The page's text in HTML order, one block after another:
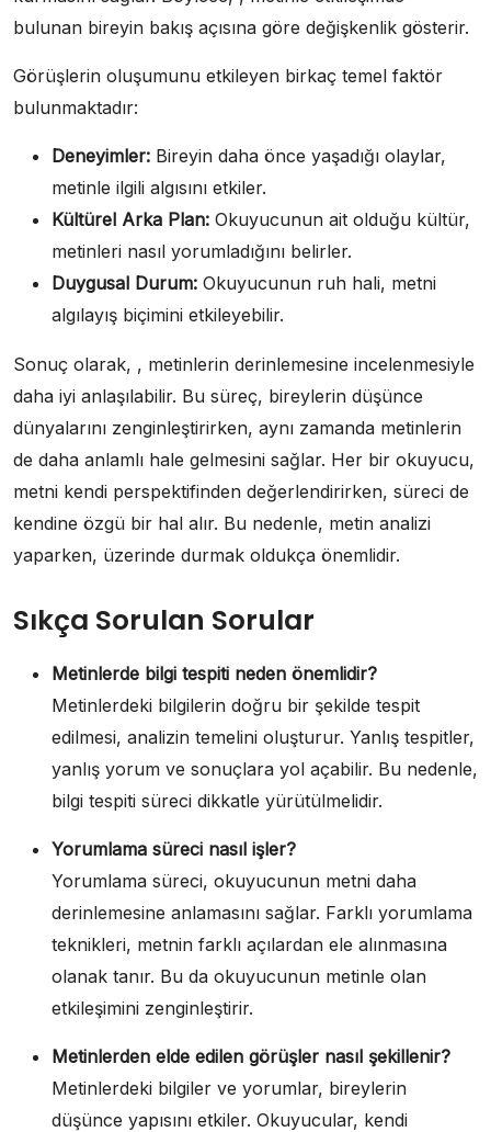
bulunan bireyin bakış açısına göre değişkenlik gösterir.
Görüşlerin oluşumunu etkileyen birkaç temel faktör
bulunmaktadır:
Deneyimler: Bireyin daha önce yaşadığı olaylar,
metinle ilgili algısını etkiler.
Kültürel Arka Plan: Okuyucunun ait olduğu kültür,
metinleri nasıl yorumladığını belirler.
Duygusal Durum: Okuyucunun ruh hali, metni
algılayış biçimini etkileyebilir.
Sonuç olarak, , metinlerin derinlemesine incelenmesiyle
daha iyi anlaşılabilir. Bu süreç, bireylerin düşünce
dünyalarını zenginleştirirken, aynı zamanda metinlerin
de daha anlamlı hale gelmesini sağlar. Her bir okuyucu,
metni kendi perspektifinden değerlendirirken, süreci de
kendine özgü bir hal alır. Bu nedenle, metin analizi
yaparken, üzerinde durmak oldukça önemlidir.
Sıkça Sorulan Sorular
Metinlerde bilgi tespiti neden önemlidir?
Metinlerdeki bilgilerin doğru bir şekilde tespit
edilmesi, analizin temelini oluşturur. Yanlış tespitler,
yanlış yorum ve sonuçlara yol açabilir. Bu nedenle,
bilgi tespiti süreci dikkatle yürütülmelidir.
Yorumlama süreci nasıl işler?
Yorumlama süreci, okuyucunun metni daha
derinlemesine anlamasını sağlar. Farklı yorumlama
teknikleri, metnin farklı açılardan ele alınmasına
olanak tanır. Bu da okuyucunun metinle olan
etkileşimini zenginleştirir.
Metinlerden elde edilen görüşler nasıl şekillenir?
Metinlerdeki bilgiler ve yorumlar, bireylerin
düşünce yapısını etkiler. Okuyucular, kendi